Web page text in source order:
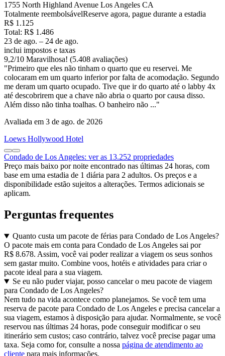
1755 North Highland Avenue Los Angeles CA
Totalmente reembolsávelReserve agora, pague durante a estadia
R$ 1.125
Total: R$ 1.486
23 de ago. – 24 de ago.
inclui impostos e taxas
9,2/10 Maravilhosa! (5.408 avaliações)
"Primeiro que eles não tinham o quarto que eu reservei. Me
colocaram em um quarto inferior por falta de acomodação. Segundo
me deram um quarto ocupado. Tive que ir do quarto até o labby 4x
até descobrirem que a chave não abria o quarto por causa disso.
Além disso não tinha toalhas. O banheiro não ..."
Avaliada em 3 de ago. de 2026
Loews Hollywood Hotel
Condado de Los Angeles: ver as 13.252 propriedades
Preço mais baixo por noite encontrado nas últimas 24 horas, com
base em uma estadia de 1 diária para 2 adultos. Os preços e a
disponibilidade estão sujeitos a alterações. Termos adicionais se
aplicam.
Perguntas frequentes
Quanto custa um pacote de férias para Condado de Los Angeles?
O pacote mais em conta para Condado de Los Angeles sai por
R$ 8.678. Assim, você vai poder realizar a viagem os seus sonhos
sem gastar muito. Combine voos, hotéis e atividades para criar o
pacote ideal para a sua viagem.
Se eu não puder viajar, posso cancelar o meu pacote de viagem
para Condado de Los Angeles?
Nem tudo na vida acontece como planejamos. Se você tem uma
reserva de pacote para Condado de Los Angeles e precisa cancelar a
sua viagem, estamos à disposição para ajudar. Normalmente, se você
reservou nas últimas 24 horas, pode conseguir modificar o seu
itinerário sem custos; caso contrário, talvez você precise pagar uma
taxa. Seja como for, consulte a nossa página de atendimento ao
cliente para mais informações.